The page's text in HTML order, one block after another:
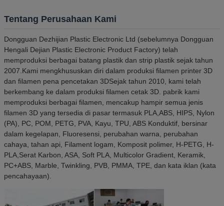
Tentang Perusahaan Kami
Dongguan Dezhijian Plastic Electronic Ltd (sebelumnya Dongguan
Hengali Dejian Plastic Electronic Product Factory) telah
memproduksi berbagai batang plastik dan strip plastik sejak tahun
2007.Kami mengkhususkan diri dalam produksi filamen printer 3D
dan filamen pena pencetakan 3DSejak tahun 2010, kami telah
berkembang ke dalam produksi filamen cetak 3D. pabrik kami
memproduksi berbagai filamen, mencakup hampir semua jenis
filamen 3D yang tersedia di pasar termasuk PLA,ABS, HIPS, Nylon
(PA), PC, POM, PETG, PVA, Kayu, TPU, ABS Konduktif, bersinar
dalam kegelapan, Fluoresensi, perubahan warna, perubahan
cahaya, tahan api, Filament logam, Komposit polimer, H-PETG, H-
PLA,Serat Karbon, ASA, Soft PLA, Multicolor Gradient, Keramik,
PC+ABS, Marble, Twinkling, PVB, PMMA, TPE, dan kata iklan (kata
pencahayaan).